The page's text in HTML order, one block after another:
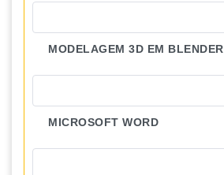
MODELAGEM 3D EM BLENDER
MICROSOFT WORD